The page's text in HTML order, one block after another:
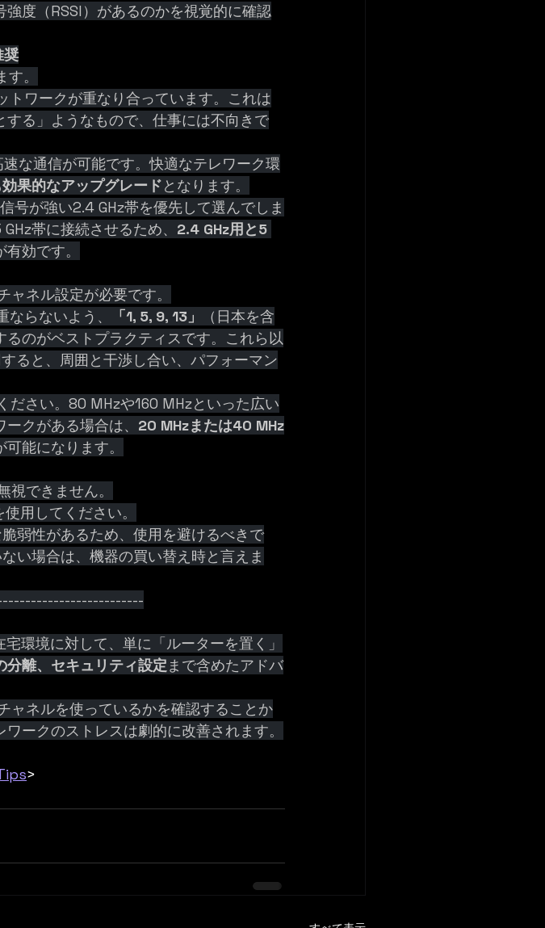
度（RSSI）があるのかを視覚的に確認
奨
。
トワークが重なり合っています。これは
する」ようなもので、仕事には不向きで
な通信が可能です。快適なテレワーク環
果的なアップグレードとなります。
号が強い2.4 GHz帯を優先して選んでしま
帯に接続させるため、 2.4 GHz用と5
効です。
ネル設定が必要です。
らないよう、 「1, 5, 9, 13」
（日本を含
のがベストプラクティスです。これら以
ると、周囲と干渉し合い、パフォーマン
ださい。80 MHzや160 MHzといった広い
クがある場合は、 20 MHzまたは40 MHz
能になります。
できません。
使用してください。
弱性があるため、使用を避けるべきで
い場合は、機器の買い替え時と言えま
環境に対して、単に「ルーターを置く」
分離、セキュリティ設定まで含めたアドバ
ャネルを使っているかを確認することか
ークのストレスは劇的に改善されます。
>